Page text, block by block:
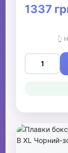
1337
👆